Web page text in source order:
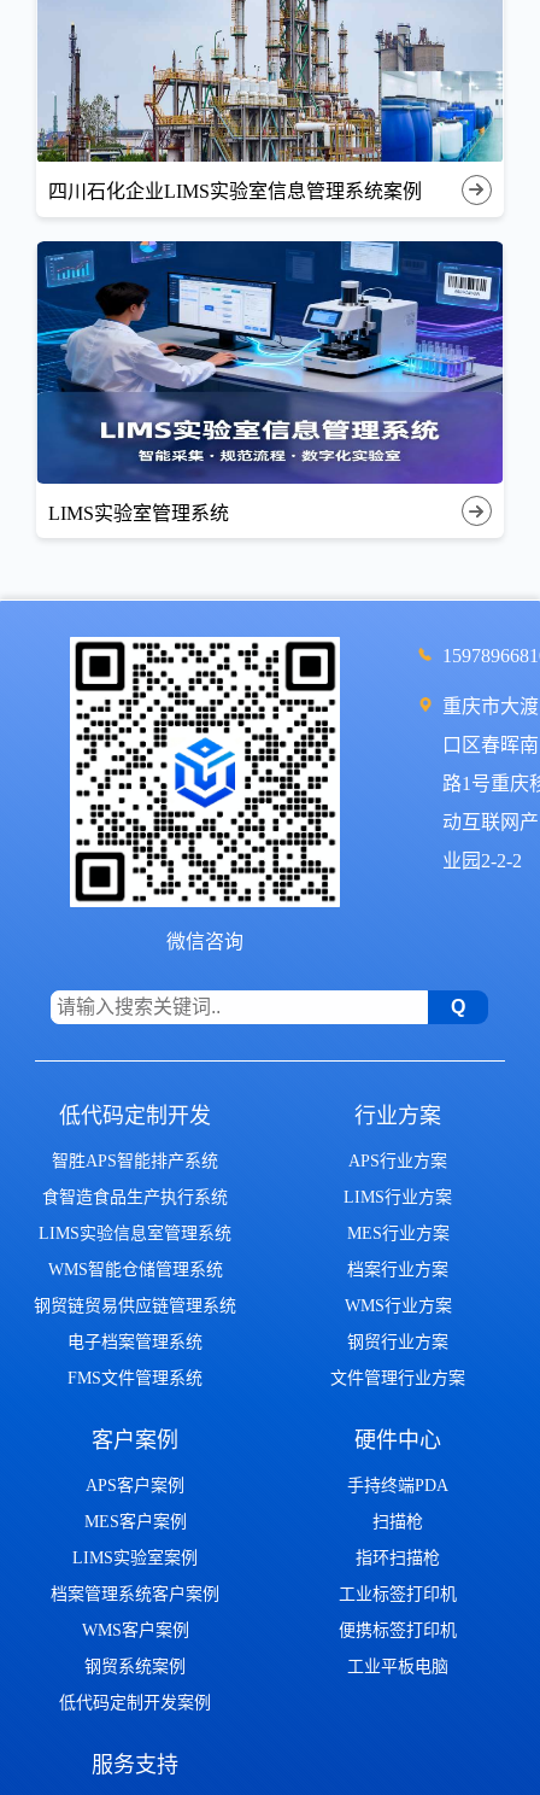
四川石化企业LIMS实验室信息管理系统案例
LIMS实验室管理系统
微信咨询
重庆市大渡
口区春晖南
路1号重庆
动互联网产
业园2-2-2
低代码定制开发
智胜APS智能排产系统
食智造食品生产执行系统
LIMS实验信息室管理系统
WMS智能仓储管理系统
钢贸链贸易供应链管理系统
电子档案管理系统
FMS文件管理系统
行业方案
APS行业方案
LIMS行业方案
MES行业方案
档案行业方案
WMS行业方案
钢贸行业方案
文件管理行业方案
客户案例
APS客户案例
MES客户案例
LIMS实验室案例
档案管理系统客户案例
WMS客户案例
钢贸系统案例
低代码定制开发案例
硬件中心
手持终端PDA
扫描枪
指环扫描枪
工业标签打印机
便携标签打印机
工业平板电脑
服务支持